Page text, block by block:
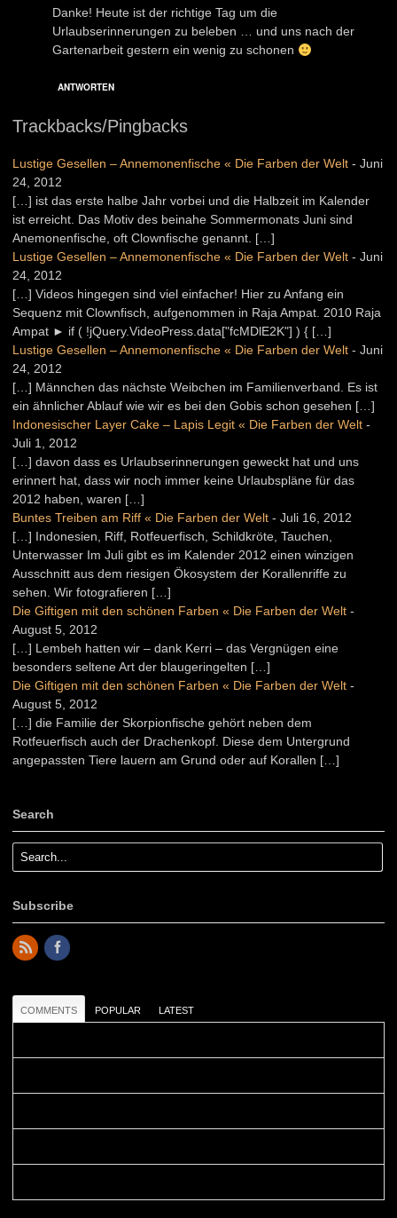
Danke! Heute ist der richtige Tag um die
Urlaubserinnerungen zu beleben … und uns nach der
Gartenarbeit gestern ein wenig zu schonen
ANTWORTEN
Trackbacks/Pingbacks
Lustige Gesellen – Annemonenfische « Die Farben der Welt - Juni
24, 2012
[…] ist das erste halbe Jahr vorbei und die Halbzeit im Kalender
ist erreicht. Das Motiv des beinahe Sommermonats Juni sind
Anemonenfische, oft Clownfische genannt. […]
Lustige Gesellen – Annemonenfische « Die Farben der Welt - Juni
24, 2012
[…] Videos hingegen sind viel einfacher! Hier zu Anfang ein
Sequenz mit Clownfisch, aufgenommen in Raja Ampat. 2010 Raja
Ampat ► if ( !jQuery.VideoPress.data["fcMDlE2K"] ) { […]
Lustige Gesellen – Annemonenfische « Die Farben der Welt - Juni
24, 2012
[…] Männchen das nächste Weibchen im Familienverband. Es ist
ein ähnlicher Ablauf wie wir es bei den Gobis schon gesehen […]
Indonesischer Layer Cake – Lapis Legit « Die Farben der Welt -
Juli 1, 2012
[…] davon dass es Urlaubserinnerungen geweckt hat und uns
erinnert hat, dass wir noch immer keine Urlaubspläne für das
2012 haben, waren […]
Buntes Treiben am Riff « Die Farben der Welt - Juli 16, 2012
[…] Indonesien, Riff, Rotfeuerfisch, Schildkröte, Tauchen,
Unterwasser Im Juli gibt es im Kalender 2012 einen winzigen
Ausschnitt aus dem riesigen Ökosystem der Korallenriffe zu
sehen. Wir fotografieren […]
Die Giftigen mit den schönen Farben « Die Farben der Welt -
August 5, 2012
[…] Lembeh hatten wir – dank Kerri – das Vergnügen eine
besonders seltene Art der blaugeringelten […]
Die Giftigen mit den schönen Farben « Die Farben der Welt -
August 5, 2012
[…] die Familie der Skorpionfische gehört neben dem
Rotfeuerfisch auch der Drachenkopf. Diese dem Untergrund
angepassten Tiere lauern am Grund oder auf Korallen […]
Search
Subscribe
COMMENTS POPULAR LATEST